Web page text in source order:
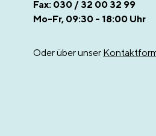
Fax: 030 / 32 00 32 99
Mo-Fr, 09:30 - 18:00 Uhr
Oder über unser